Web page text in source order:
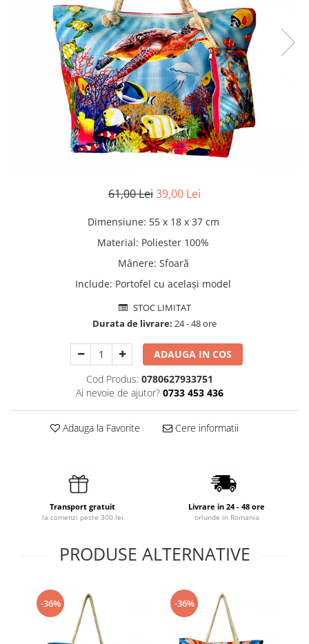
Pilote cu blăniță
61,00 Lei39,00 Lei
Dimensiune: 55 x 18 x 37 cm
Material: Poliester 100%
Mânere: Sfoară
Include: Portofel cu același model
STOC LIMITAT
Durata de livrare: 24 - 48 ore
ADAUGA IN COS
Cod Produs: 0780627933751
Ai nevoie de ajutor? 0733 453 436
Adauga la Favorite Cere informatii
Transport gratuit
la comenzi peste 300 lei
Livrare in 24 - 48 ore
oriunde in Romania
PRODUSE ALTERNATIVE
-36% -36%